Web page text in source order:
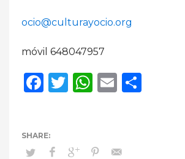
ocio@culturayocio.org
móvil 648047957
Facebook
Twitter
WhatsApp
Email